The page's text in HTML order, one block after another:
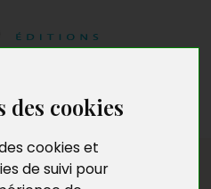
des cookies
cookies et
de suivi pour